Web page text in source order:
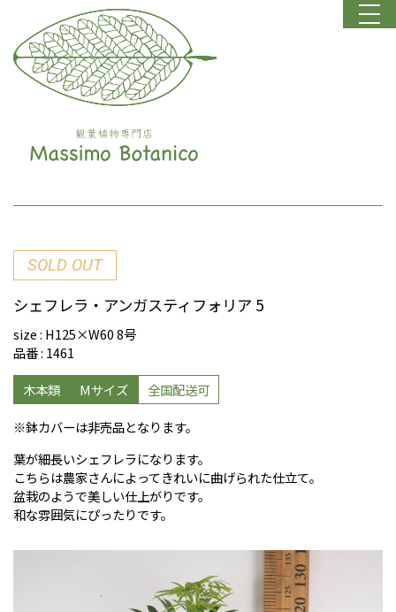
SOLD OUT
シェフレラ・アンガスティフォリア 5
size : H125×W60 8号
品番 : 1461
木本類
Mサイズ
全国配送可
※鉢カバーは非売品となります。
葉が細長いシェフレラになります。
こちらは農家さんによってきれいに曲げられた仕立て。
盆栽のようで美しい仕上がりです。
和な雰囲気にぴったりです。